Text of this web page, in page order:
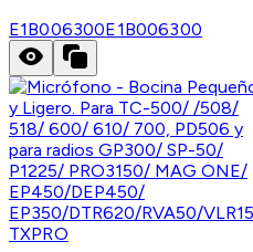
E1B006300E1B006300
TXPRO